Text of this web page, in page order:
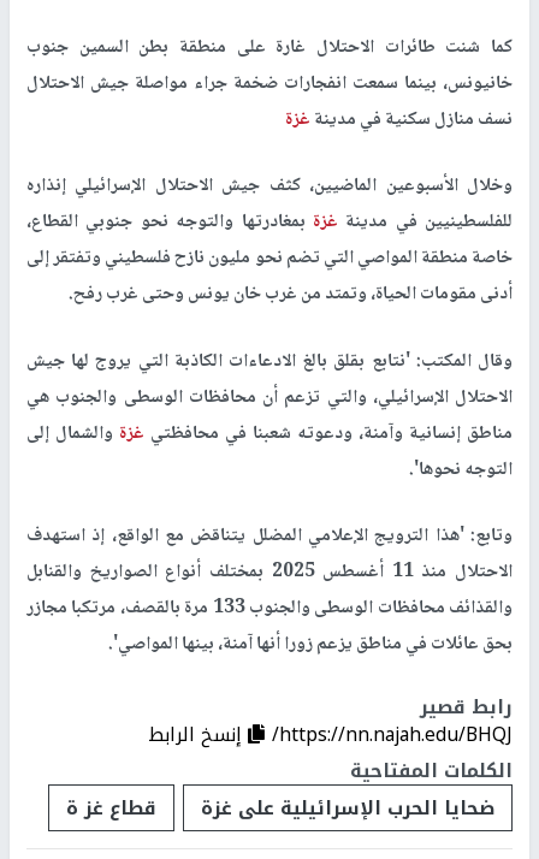
كما شنت طائرات الاحتلال غارة على منطقة بطن السمين جنوب
خانيونس، بينما سمعت انفجارات ضخمة جراء مواصلة جيش الاحتلال
نسف منازل سكنية في مدينةغزة
وخلال الأسبوعين الماضيين، كثف جيش الاحتلال الإسرائيلي إنذاره
للفلسطينيين في مدينة غزة بمغادرتها والتوجه نحو جنوبي القطاع،
خاصة منطقة المواصي التي تضم نحو مليون نازح فلسطيني وتفتقر إلى
أدنى مقومات الحياة، وتمتد من غرب خان يونس وحتى غرب رفح.
وقال المكتب: 'نتابع بقلق بالغ الادعاءات الكاذبة التي يروج لها جيش
الاحتلال الإسرائيلي، والتي تزعم أن محافظات الوسطى والجنوب هي
مناطق إنسانية وآمنة، ودعوته شعبنا في محافظتي غزة والشمال إلى
التوجه نحوها'.
وتابع: 'هذا الترويج الإعلامي المضلل يتناقض مع الواقع، إذ استهدف
الاحتلال منذ 11 أغسطس 2025 بمختلف أنواع الصواريخ والقنابل
والقذائف محافظات الوسطى والجنوب 133 مرة بالقصف، مرتكبا مجازر
بحق عائلات في مناطق يزعم زورا أنها آمنة، بينها المواصي'.
رابط قصير
https://nn.najah.edu/BHQJ/
إنسخ الرابط
الكلمات المفتاحية
ضحايا الحرب الإسرائيلية على غزة
قطاع غز ة